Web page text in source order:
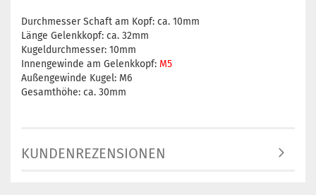
Durchmesser Schaft am Kopf: ca. 10mm
Länge Gelenkkopf: ca. 32mm
Kugeldurchmesser: 10mm
Innengewinde am Gelenkkopf: M5
Außengewinde Kugel: M6
Gesamthöhe: ca. 30mm
KUNDENREZENSIONEN